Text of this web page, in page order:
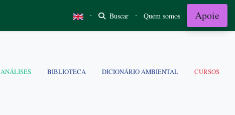
· Buscar · Quem somos Apoie
ANÁLISES BIBLIOTECA DICIONÁRIO AMBIENTAL CURSOS